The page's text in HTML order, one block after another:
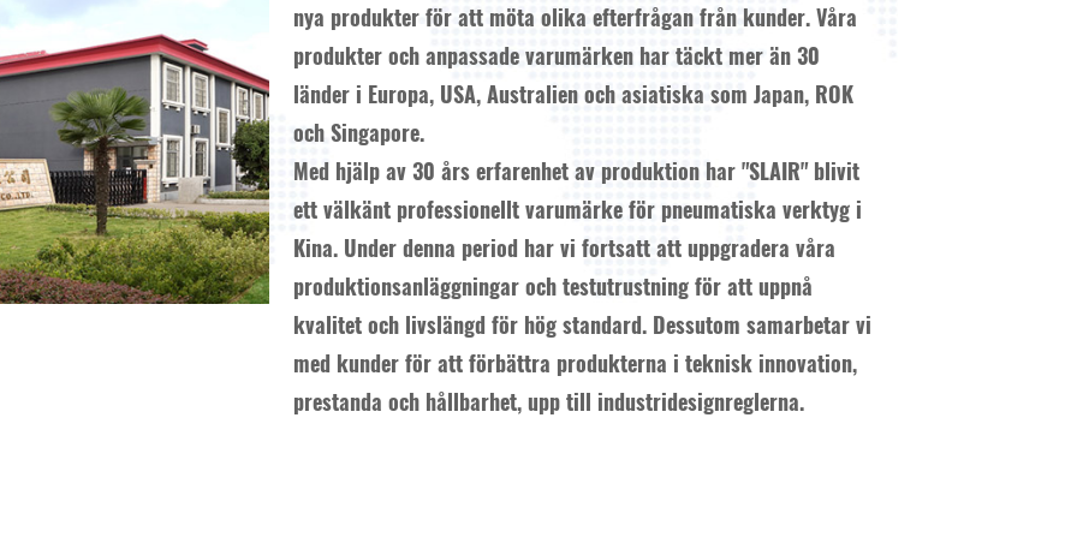
nya produkter för att möta olika efterfrågan från kunder. Våra
produkter och anpassade varumärken har täckt mer än 30
länder i Europa, USA, Australien och asiatiska som Japan, ROK
och Singapore.
Med hjälp av 30 års erfarenhet av produktion har "SLAIR" blivit
ett välkänt professionellt varumärke för pneumatiska verktyg i
Kina. Under denna period har vi fortsatt att uppgradera våra
produktionsanläggningar och testutrustning för att uppnå
kvalitet och livslängd för hög standard. Dessutom samarbetar vi
med kunder för att förbättra produkterna i teknisk innovation,
prestanda och hållbarhet, upp till industridesignreglerna.